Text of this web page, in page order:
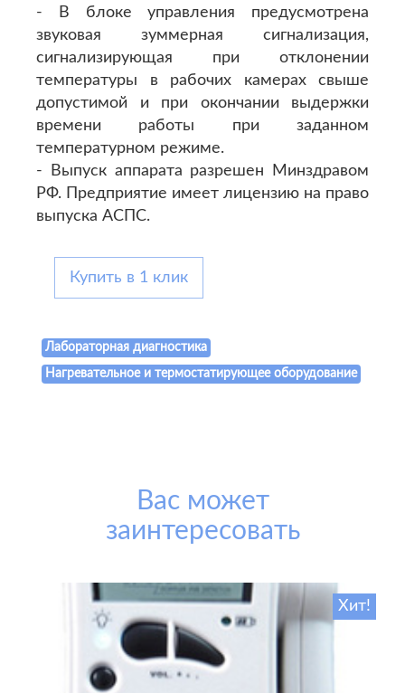
- В блоке управления предусмотрена
звуковая зуммерная сигнализация,
сигнализирующая при отклонении
температуры в рабочих камерах свыше
допустимой и при окончании выдержки
времени работы при заданном
температурном режиме.
- Выпуск аппарата разрешен Минздравом
РФ. Предприятие имеет лицензию на право
выпуска АСПС.
Купить в 1 клик
Лабораторная диагностика
Нагревательное и термостатирующее оборудование
Вас может
заинтересовать
Хит!